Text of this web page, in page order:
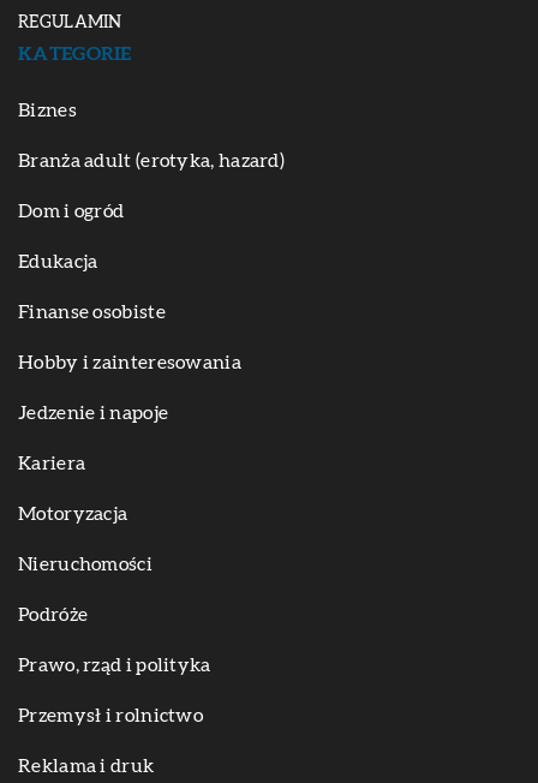
REGULAMIN
KATEGORIE
Biznes
Branża adult (erotyka, hazard)
Dom i ogród
Edukacja
Finanse osobiste
Hobby i zainteresowania
Jedzenie i napoje
Kariera
Motoryzacja
Nieruchomości
Podróże
Prawo, rząd i polityka
Przemysł i rolnictwo
Reklama i druk